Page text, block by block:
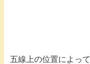
五線上の位置によって